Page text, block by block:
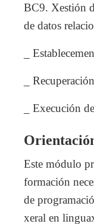
BC9. Xestión
de datos
_
_
_ Execución
Este módulo
formación
de
xeral en